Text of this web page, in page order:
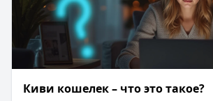
близким.
Киви кошелек – что это такое?